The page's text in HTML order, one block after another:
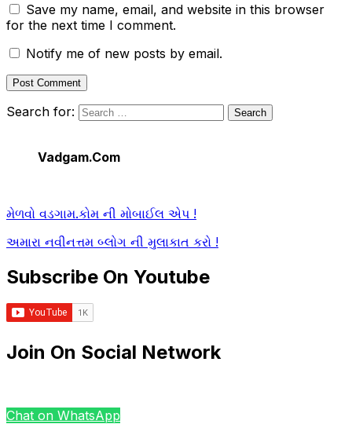
Save my name, email, and website in this browser
for the next time I comment.
Notify me of new posts by email.
Search for:
Vadgam.Com
મેળવો વડગામ.કોમ ની મોબાઈલ એપ !
અમારા નવીનત્તમ બ્લોગ ની મુલાકાત કરો !
Subscribe On Youtube
Join On Social Network
Chat on WhatsApp